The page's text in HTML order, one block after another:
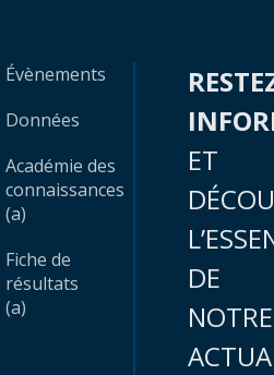
Évènements
Données
Académie des
connaissances
(a)
Fiche de
résultats
(a)
ET
DE
NOTRE